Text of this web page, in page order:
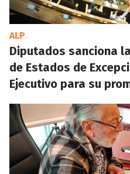
ALP
Diputados sanciona
de Estados de
Ejecutivo para su